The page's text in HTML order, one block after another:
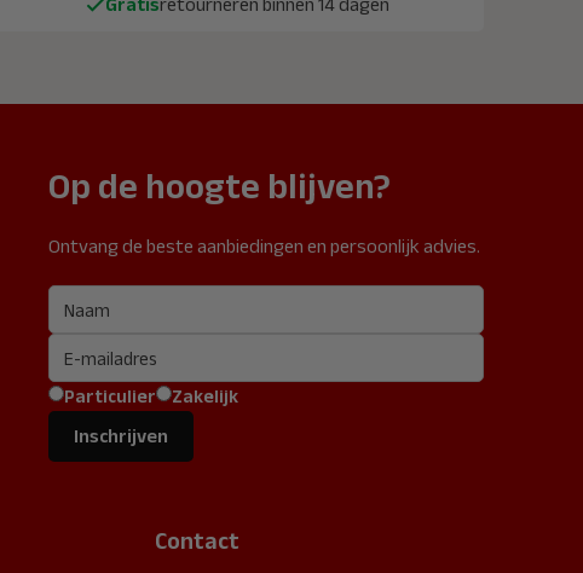
Gratisretourneren binnen 14 dagen
Op de hoogte blijven?
Ontvang de beste aanbiedingen en persoonlijk advies.
Particulier
Zakelijk
Inschrijven
Contact